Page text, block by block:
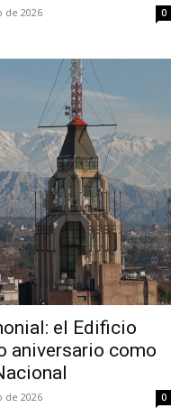
de 2026 0
el Edificio
aniversario como
de 2026 0